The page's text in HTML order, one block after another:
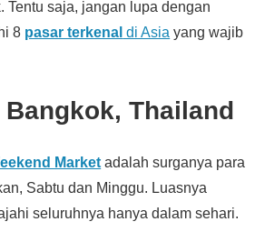
Tentu saja, jangan lupa dengan
8 pasar terkenal di Asia yang wajib
Thailand
Market adalah surganya para
Sabtu dan Minggu. Luasnya
seluruhnya hanya dalam sehari.